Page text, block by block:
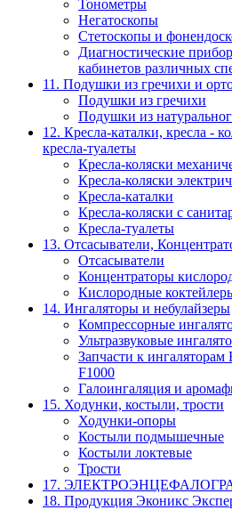
Тонометры
Негатоскопы
Стетоскопы и
Диагностические
кабинетов различных
11. Подушки из гречихи и
Подушки из гречихи
Подушки из
12. Кресла-каталки, кресла -
кресла-туалеты
Кресла-коляски
Кресла-коляски
Кресла-каталки
Кресла-коляски с
Кресла-туалеты
13. Отсасыватели,
Отсасыватели
Концентраторы
Кислородные
14. Ингаляторы и небулайзеры
Компрессорные
Ультразвуковые
Запчасти к
F1000
Галоингаляция и
15. Ходунки, костыли, трости
Ходунки-опоры
Костыли подмышечные
Костыли локтевые
Трости
17.
18. Продукция Эконикс